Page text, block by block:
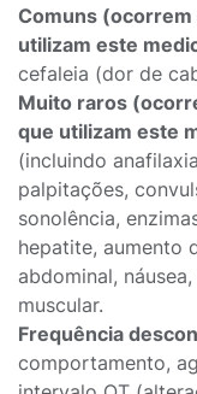
Comuns (ocorrem
utilizam este
cefaleia (dor de
Muito raros
que utilizam este
(incluindo
palpitações,
sonolência,
hepatite, aumento
abdominal,
muscular.
Frequência
comportamento,